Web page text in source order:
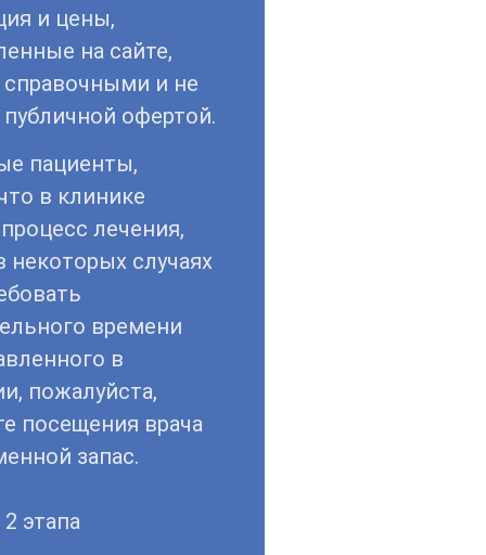
и цены,
на сайте,
и не
офертой.
пациенты,
в клинике
лечения,
некоторых случаях
времени
в
пожалуйста,
посещения врача
запас.
этапа